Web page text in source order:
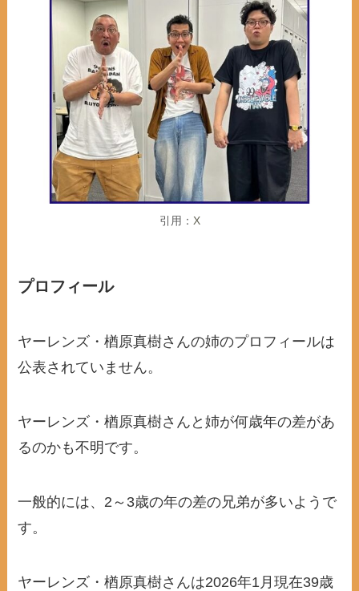
引用： X
プロフィール
ヤーレンズ・楢原真樹さんの姉のプロフィールは
公表されていません。
ヤーレンズ・楢原真樹さんと姉が何歳年の差があ
るのかも不明です。
一般的には、2～3歳の年の差の兄弟が多いようで
す。
ヤーレンズ・楢原真樹さんは2026年1月現在39歳